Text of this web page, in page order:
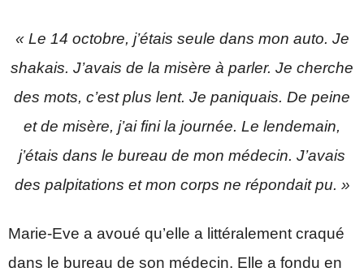
« Le 14 octobre, j’étais seule dans mon auto. Je
shakais. J’avais de la misère à parler. Je cherche
des mots, c’est plus lent. Je paniquais. De peine
et de misère, j’ai fini la journée. Le lendemain,
j’étais dans le bureau de mon médecin. J’avais
des palpitations et mon corps ne répondait pu. »
Marie-Eve a avoué qu’elle a littéralement craqué
dans le bureau de son médecin. Elle a fondu en